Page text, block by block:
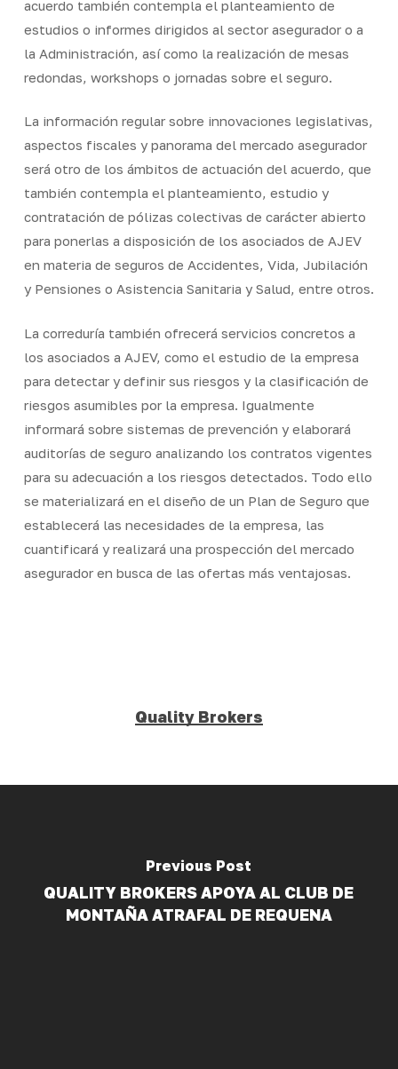
acuerdo también contempla el planteamiento de
estudios o informes dirigidos al sector asegurador o a
la Administración, así como la realización de mesas
redondas, workshops o jornadas sobre el seguro.
La información regular sobre innovaciones legislativas,
aspectos fiscales y panorama del mercado asegurador
será otro de los ámbitos de actuación del acuerdo, que
también contempla el planteamiento, estudio y
contratación de pólizas colectivas de carácter abierto
para ponerlas a disposición de los asociados de AJEV
en materia de seguros de Accidentes, Vida, Jubilación
y Pensiones o Asistencia Sanitaria y Salud, entre otros.
La correduría también ofrecerá servicios concretos a
los asociados a AJEV, como el estudio de la empresa
para detectar y definir sus riesgos y la clasificación de
riesgos asumibles por la empresa. Igualmente
informará sobre sistemas de prevención y elaborará
auditorías de seguro analizando los contratos vigentes
para su adecuación a los riesgos detectados. Todo ello
se materializará en el diseño de un Plan de Seguro que
establecerá las necesidades de la empresa, las
cuantificará y realizará una prospección del mercado
asegurador en busca de las ofertas más ventajosas.
Quality Brokers
Previous Post
QUALITY BROKERS APOYA AL CLUB DE
MONTAÑA ATRAFAL DE REQUENA